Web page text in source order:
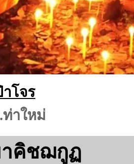
โจร
าใหม่
าคิชฌกูฏ